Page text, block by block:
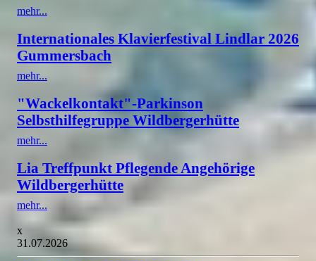
mehr...
Internationales Klavierfestival Lindlar 2026
Gummersbach
mehr...
"Wackelkontakt"-Parkinson
Selbsthilfegruppe Wildbergerhütte
mehr...
Lia Treffpunkt Pflegende Angehörige
Wildbergerhütte
mehr...
x
31.07.2026